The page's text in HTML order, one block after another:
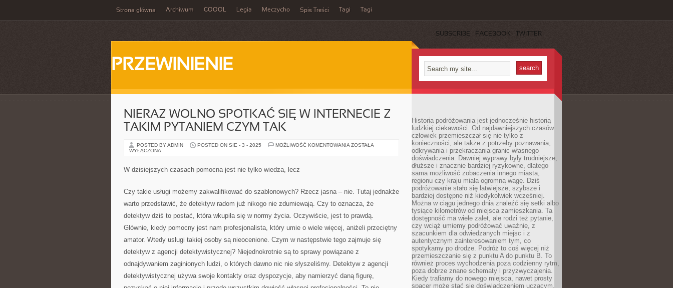
Strona główna Archiwum GOOOL Legia Meczycho Spis Treści Tagi Tagi
SUBSCRIBE FACEBOOK TWITTER
PRZEWINIENIE
NIERAZ WOLNO SPOTKAĆ SIĘ W INTERNECIE Z
TAKIM PYTANIEM CZYM TAK
POSTED BY ADMIN POSTED ON SIE - 3 - 2025 MOŻLIWOŚĆ KOMENTOWANIA NIERAZ
PYTANIEM
CZYM
ZOSTAŁA
WYŁĄCZONA
W dzisiejszych czasach pomocna jest nie tylko wiedza, lecz
Czy takie usługi możemy zakwalifikować do szablonowych? Rzecz jasna – nie. Tutaj jednakże
warto przedstawić, że detektyw radom już nikogo nie zdumiewają. Czy to oznacza, że
detektyw dziś to postać, która wkupiła się w normy życia. Oczywiście, jest to prawdą.
Głównie, kiedy pomocny jest nam profesjonalista, który umie o wiele więcej, aniżeli przeciętny
amator. Wtedy usługi takiej osoby są nieocenione. Czym w następstwie tego zajmuje się
detektyw z agencji detektywistycznej? Niejednokrotnie są to sprawy powiązane z
odnajdywaniem zaginionych ludzi, o których dawno nic nie słyszeliśmy. Detektyw z agencji
detektywistycznej używa swoje kontakty oraz dyspozycje, aby namierzyć daną figurę,
Historia podróżowania jest jednocześnie historią
ludzkiej ciekawości. Od najdawniejszych czasów
człowiek przemieszczał się nie tylko z
konieczności, ale także z potrzeby poznawania,
odkrywania i przekraczania granic własnego
doświadczenia. Dawniej wyprawy były trudniejsze,
dłuższe i znacznie bardziej ryzykowne, dlatego
sama możliwość zobaczenia innego miasta,
regionu czy kraju miała ogromną wagę. Dziś
podróżowanie stało się łatwiejsze, szybsze i
bardziej dostępne niż kiedykolwiek wcześniej.
Można w ciągu jednego dnia znaleźć się setki albo
tysiące kilometrów od miejsca zamieszkania. Ta
dostępność ma wiele zalet, ale rodzi też pytanie,
czy wciąż umiemy podróżować uważnie, z
szacunkiem dla odwiedzanych miejsc i z
autentycznym zainteresowaniem tym, co
spotykamy po drodze. Podróż to coś więcej niż
przemieszczanie się z punktu A do punktu B. To
również proces wychodzenia poza codzienny rytm,
poza dobrze znane schematy i przyzwyczajenia.
Kiedy trafiamy do nowego miejsca, nawet prosty
spacer może stać się doświadczeniem uczącym.